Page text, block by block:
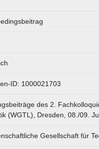
ID: 1000021703
des 2.
(WGTL), Dresden, 08./09.
Gesellschaft für